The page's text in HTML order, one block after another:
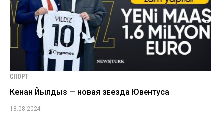
СПОРТ
Кенан Йылдыз — новая звезда Ювентуса
18.08.2024